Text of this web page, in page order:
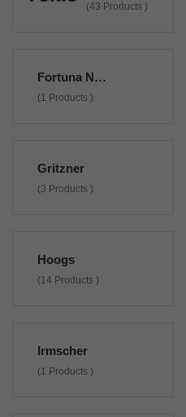
(43 Products )
Fortuna Non Originali
(1 Products )
Gritzner
(3 Products )
Hoogs
(14 Products )
Irmscher
(1 Products )